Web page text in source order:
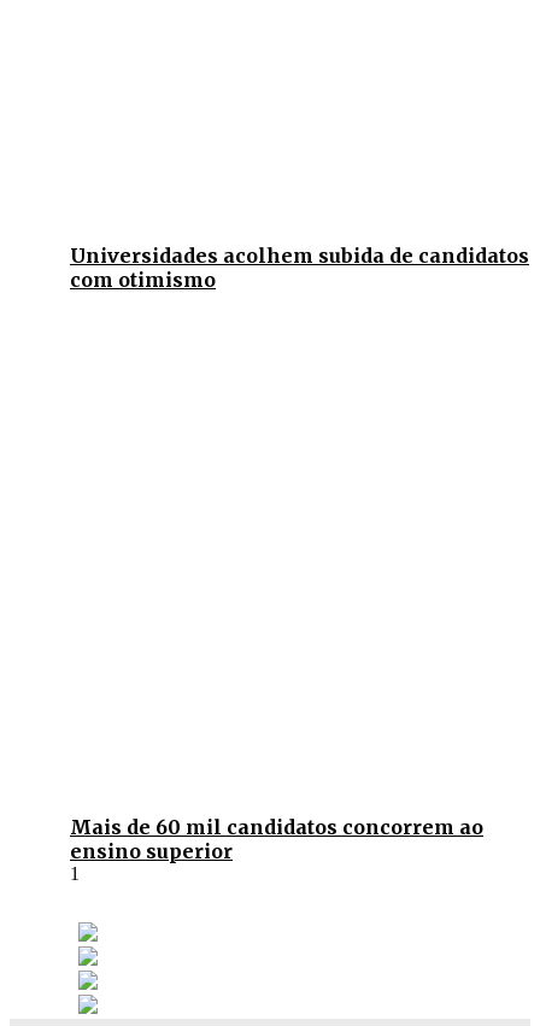
Universidades acolhem subida de candidatos
com otimismo
Mais de 60 mil candidatos concorrem ao
ensino superior